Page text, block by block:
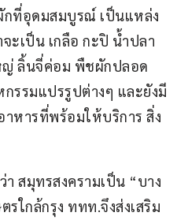
กที่อุดมสมบูรณ์ เป็นแหล่ง
ะเป็น เกลือ กะปิ น้ำปลา
ญ่ ลิ้นจี่ค่อม พืชผักปลอด
รรมแปรรูปต่างๆ และยังมี
หารที่พร้อมให้บริการ สิ่ง
สมุทรสงครามเป็น “บาง
ใกล้กรุง ททท.จึงส่งเสริม